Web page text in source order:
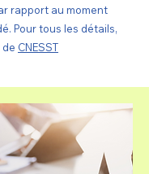
rapport au moment
Pour tous les détails,
CNESST